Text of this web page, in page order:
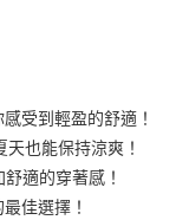
受到輕盈的舒適！
也能保持涼爽！
適的穿著感！
佳選擇！